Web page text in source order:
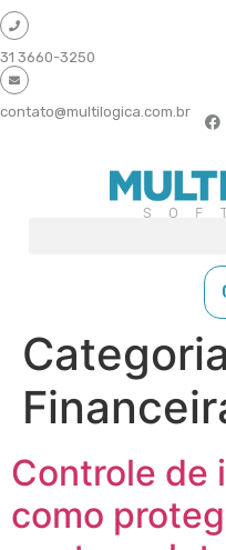
31 3660-3250
contato@multilogica.com.br
Controle de
como